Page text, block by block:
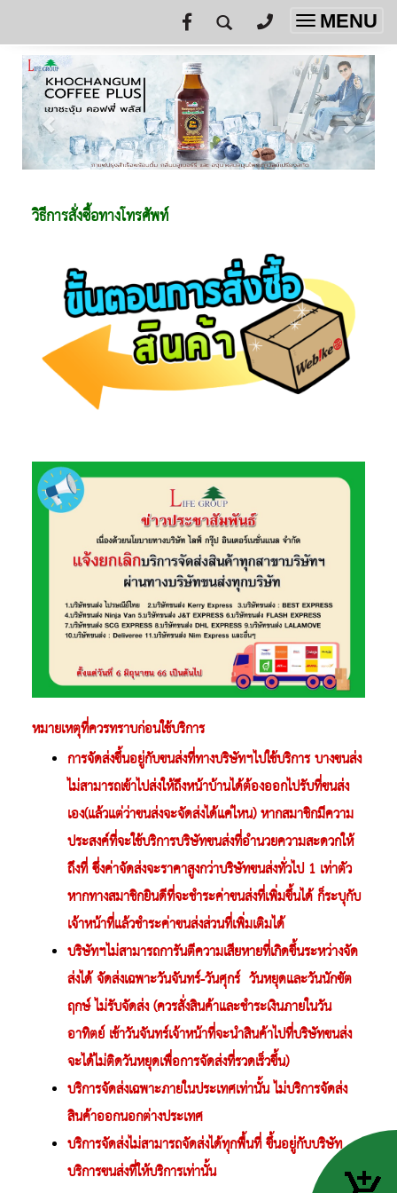
Toggle
MENU
วิธีการสั่งซื้อทางโทรศัพท์
หมายเหตุที่ควรทราบก่อนใช้บริการ
การจัดส่งขึ้นอยู่กับขนส่งที่ทางบริษัทฯไปใช้บริการ บางขนส่ง
ไม่สามารถเข้าไปส่งให้ถึงหน้าบ้านได้ต้องออกไปรับที่ขนส่ง
เอง(แล้วแต่ว่าขนส่งจะจัดส่งได้แค่ไหน) หากสมาชิกมีความ
ประสงค์ที่จะใช้บริการบริษัทขนส่งที่อำนวยความสะดวกให้
ถึงที่ ซึ่งค่าจัดส่งจะราคาสูงกว่าบริษัทขนส่งทั่วไป 1 เท่าตัว
หากทางสมาชิกยินดีที่จะชำระค่าขนส่งที่เพิ่มขึ้นได้ ก็ระบุกับ
เจ้าหน้าที่แล้วชำระค่าขนส่งส่วนที่เพิ่มเติมได้
บริษัทฯไม่สามารถการันตีความเสียหายที่เกิดขึ้นระหว่างจัด
ส่งได้ จัดส่งเฉพาะวันจันทร์-วันศุกร์ วันหยุดและวันนักขัต
ฤกษ์ ไม่รับจัดส่ง (ควรสั่งสินค้าและชำระเงินภายในวัน
อาทิตย์ เช้าวันจันทร์เจ้าหน้าที่จะนำสินค้าไปที่บริษัทขนส่ง
จะได้ไม่ติดวันหยุดเพื่อการจัดส่งที่รวดเร็วขึ้น)
บริการจัดส่งเฉพาะภายในประเทศเท่านั้น ไม่บริการจัดส่ง
สินค้าออกนอกต่างประเทศ
บริการจัดส่งไม่สามารถจัดส่งได้ทุกพื้นที่ ขึ้นอยู่กับบริษัท
บริการขนส่งที่ให้บริการเท่านั้น